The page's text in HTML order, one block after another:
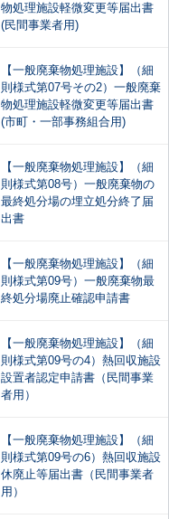
物処理施設軽微変更等届出書
(民間事業者用)
【一般廃棄物処理施設】（細
則様式第07号その2）一般廃棄
物処理施設軽微変更等届出書
(市町・一部事務組合用)
【一般廃棄物処理施設】（細
則様式第08号）一般廃棄物の
最終処分場の埋立処分終了届
出書
【一般廃棄物処理施設】（細
則様式第09号）一般廃棄物最
終処分場廃止確認申請書
【一般廃棄物処理施設】（細
則様式第09号の4）熱回収施設
設置者認定申請書（民間事業
者用）
【一般廃棄物処理施設】（細
則様式第09号の6）熱回収施設
休廃止等届出書（民間事業者
用）